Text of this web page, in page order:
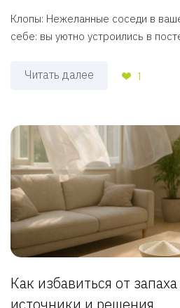
Клопы: Нежеланные соседи в
себе: вы уютно устроились в
Читать далее 1
Как избавиться от